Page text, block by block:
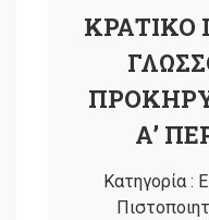
ΚΡΑΤΙΚΟ
Α’
Κατηγορία :